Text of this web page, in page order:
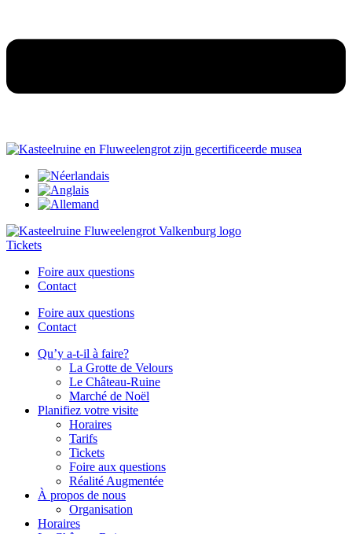
Tickets
Foire aux questions
Contact
Foire aux questions
Contact
Qu’y a-t-il à faire?
La Grotte de Velours
Le Château-Ruine
Marché de Noël
Planifiez votre visite
Horaires
Tarifs
Tickets
Foire aux questions
Réalité Augmentée
À propos de nous
Organisation
Horaires